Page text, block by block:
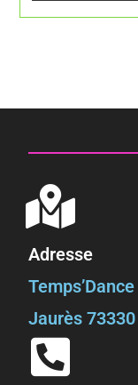
Adresse
Jaurès 73330